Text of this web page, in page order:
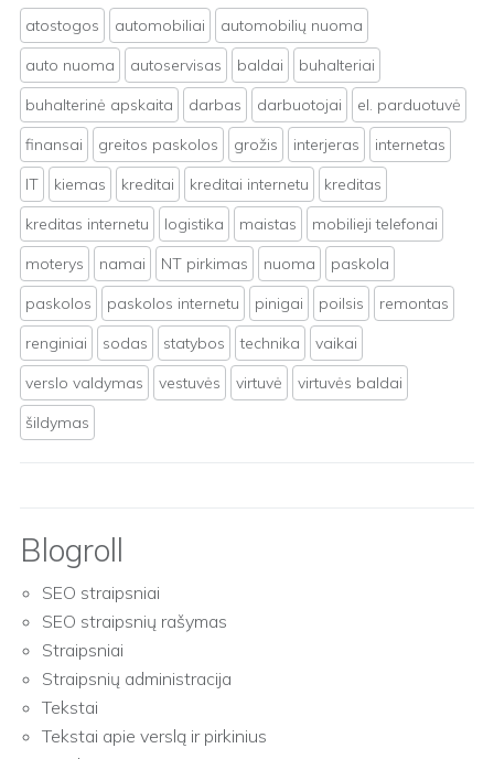
atostogos automobiliai
automobilių nuoma
auto nuoma
autoservisas baldai
buhalteriai
buhalterinė apskaita
darbas darbuotojai
el. parduotuvė
finansai
greitos paskolos grožis interjeras
internetas
IT
kiemas kreditai kreditai internetu
kreditas
kreditas internetu
logistika maistas
mobilieji telefonai
moterys
namai NT pirkimas nuoma
paskola
paskolos
paskolos internetu pinigai poilsis
remontas
renginiai
sodas statybos technika
vaikai
verslo valdymas
vestuvės virtuvė
virtuvės baldai
šildymas
Blogroll
SEO straipsniai
SEO straipsnių rašymas
Straipsniai
Straipsnių administracija
Tekstai
Tekstai apie verslą ir pirkinius